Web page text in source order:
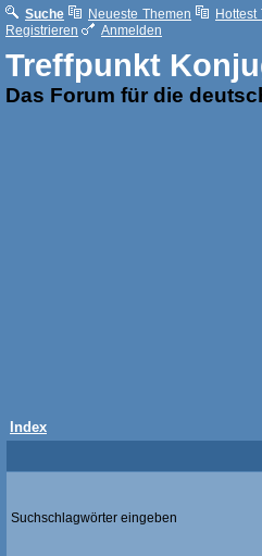
Suche Neueste Themen Hottest
Registrieren
Anmelden
Treffpunkt
Das Forum für die
Index
Suchschlagwörter eingeben